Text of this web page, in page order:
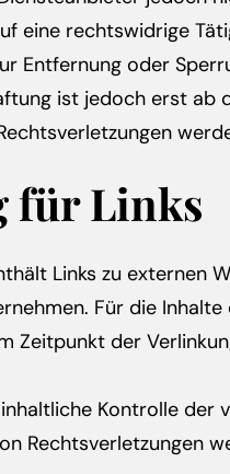
eine rechtswidrige
Entfernung oder
ist jedoch erst ab
für Links
Links zu externen
Für die
Zeitpunkt der
Kontrolle der
Rechtsverletzungen